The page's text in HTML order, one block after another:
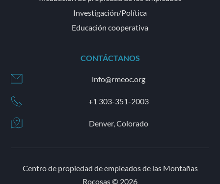
Investigación/Política
Educación cooperativa
CONTÁCTANOS
info@rmeoc.org
+1 303-351-2003
Denver, Colorado
Centro de propiedad de empleados de las Montañas
Rocosas © 2026